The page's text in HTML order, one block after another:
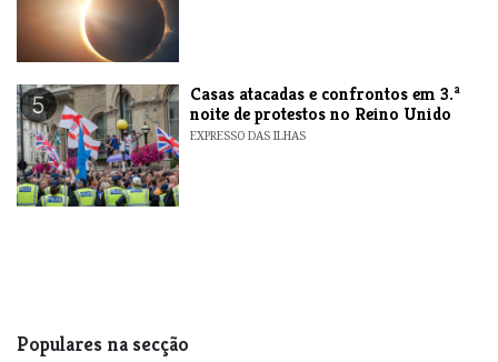
5
Casas atacadas e confrontos em 3.ª
noite de protestos no Reino Unido
EXPRESSO DAS ILHAS
Populares na secção